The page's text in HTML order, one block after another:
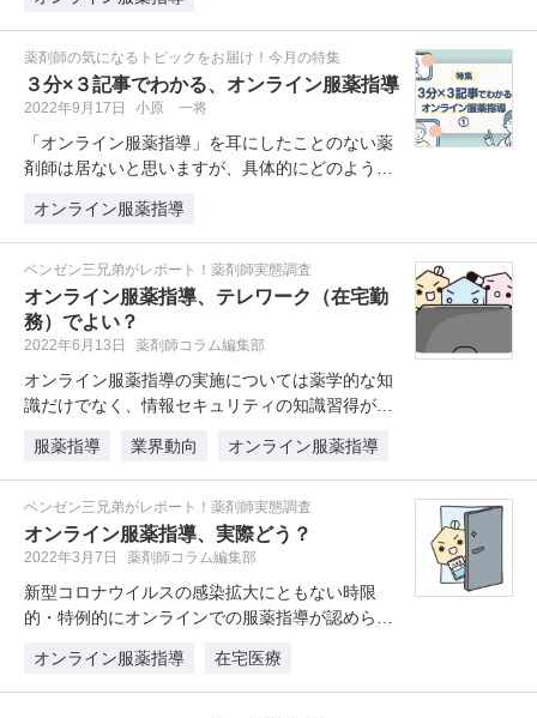
薬剤師の気になるトピックをお届け！今月の特集
３分×３記事でわかる、オンライン服薬指導
2022年9月17日 小原 一将
「オンライン服薬指導」を耳にしたことのない薬
剤師は居ないと思いますが、具体的にどのような
オンライン服薬指導
ベンゼン三兄弟がレポート！薬剤師実態調査
オンライン服薬指導、テレワーク（在宅勤
務）でよい？
2022年6月13日 薬剤師コラム編集部
オンライン服薬指導の実施については薬学的な知
識だけでなく、情報セキュリティの知識習得が必
服薬指導
業界動向 オンライン服薬指導
ベンゼン三兄弟がレポート！薬剤師実態調査
オンライン服薬指導、実際どう？
2022年3月7日 薬剤師コラム編集部
新型コロナウイルスの感染拡大にともない時限
的・特例的にオンラインでの服薬指導が認めら
オンライン服薬指導
在宅医療